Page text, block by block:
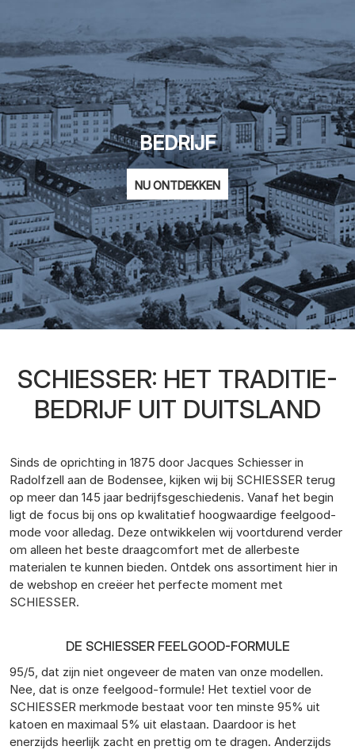
BEDRIJF
NU ONTDEKKEN
SCHIESSER: HET TRADITIE-
BEDRIJF UIT DUITSLAND
Sinds de oprichting in 1875 door Jacques Schiesser in
Radolfzell aan de Bodensee, kijken wij bij SCHIESSER terug
op meer dan 145 jaar bedrijfsgeschiedenis. Vanaf het begin
ligt de focus bij ons op kwalitatief hoogwaardige feelgood-
mode voor alledag. Deze ontwikkelen wij voortdurend verder
om alleen het beste draagcomfort met de allerbeste
materialen te kunnen bieden. Ontdek ons assortiment hier in
de webshop en creëer het perfecte moment met
SCHIESSER.
DE SCHIESSER FEELGOOD-FORMULE
95/5, dat zijn niet ongeveer de maten van onze modellen.
Nee, dat is onze feelgood-formule! Het textiel voor de
SCHIESSER merkmode bestaat voor ten minste 95% uit
katoen en maximaal 5% uit elastaan. Daardoor is het
enerzijds heerlijk zacht en prettig om te dragen. Anderzijds